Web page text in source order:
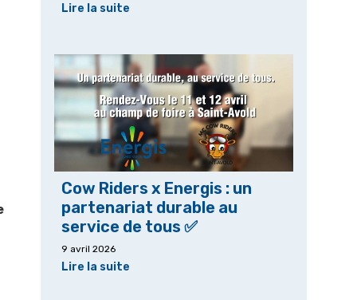
Lire la suite
Cow Riders x Energis : un
partenariat durable au
service de tous ✅
9 avril 2026
Lire la suite